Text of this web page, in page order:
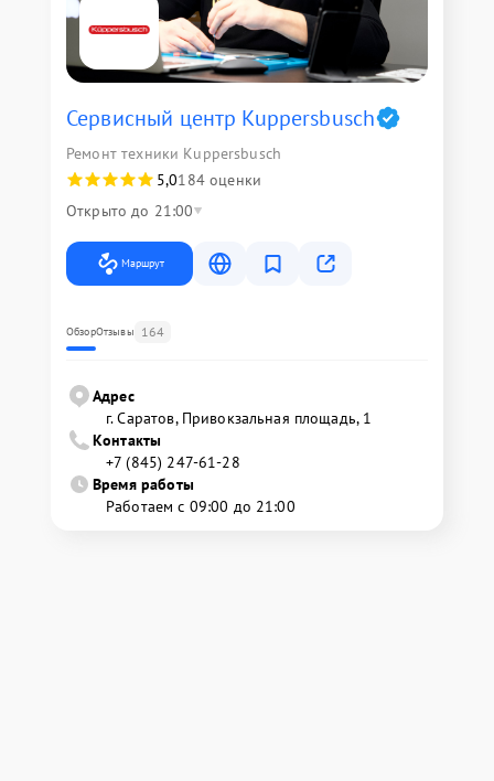
Сервисный центр Kuppersbusch
Ремонт техники Kuppersbusch
5,0184 оценки
Открыто до 21:00
Маршрут
ОбзорОтзывы 164
Адрес
г. Саратов, Привокзальная площадь, 1
Контакты
+7 (845) 247-61-28
Время работы
Работаем с 09:00 до 21:00